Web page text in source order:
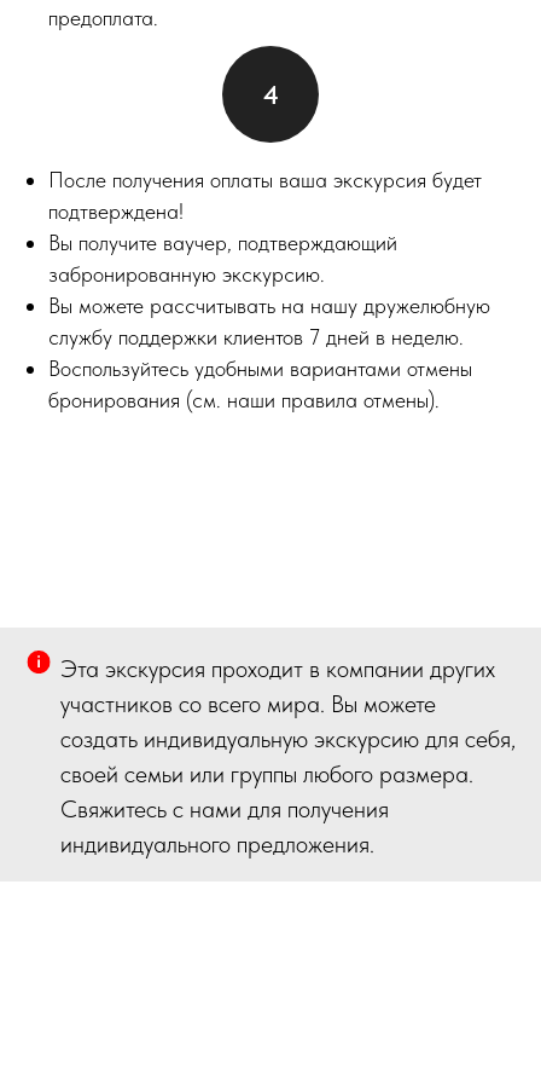
предоплата.
После получения оплаты ваша экскурсия будет
подтверждена!
Вы получите ваучер, подтверждающий
забронированную экскурсию.
Вы можете рассчитывать на нашу дружелюбную
службу поддержки клиентов 7 дней в неделю.
Воспользуйтесь удобными вариантами отмены
бронирования (см. наши правила отмены).
Эта экскурсия проходит в компании других
участников со всего мира. Вы можете
создать индивидуальную экскурсию для себя,
своей семьи или группы любого размера.
Свяжитесь с нами для получения
индивидуального предложения.